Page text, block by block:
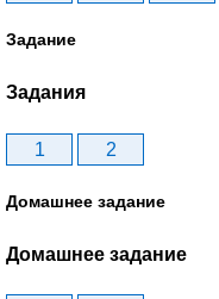
Задание
Задания
1 2
Домашнее задание
Домашнее задание